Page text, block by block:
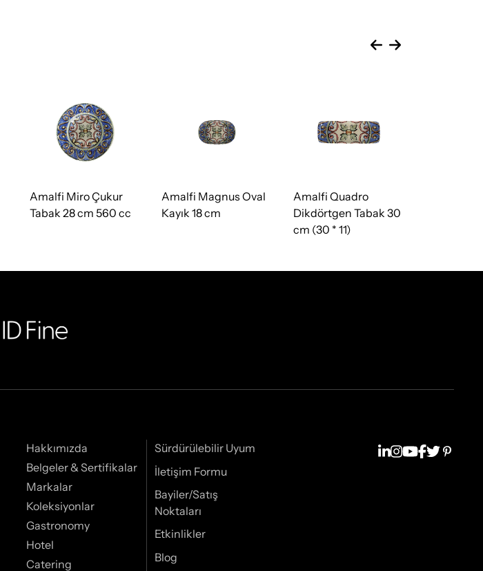
Amalfi Miro Çukur
Tabak 28 cm 560 cc
Amalfi Magnus Oval
Kayık 18 cm
Amalfi Quadro
Dikdörtgen Tabak 30
cm (30 * 11)
Hakkımızda
Belgeler & Sertifikalar
Markalar
Koleksiyonlar
Gastronomy
Hotel
Catering
Sürdürülebilir Uyum
İletişim Formu
Bayiler/Satış
Noktaları
Etkinlikler
Blog